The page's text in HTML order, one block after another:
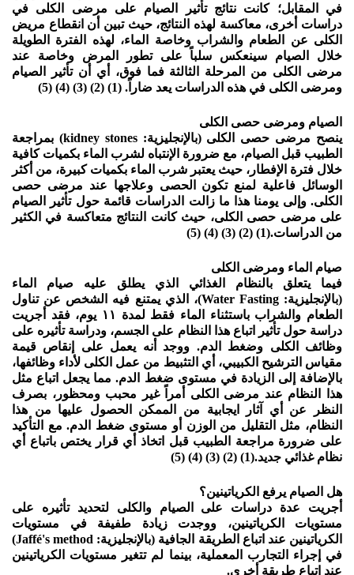
في المقابل؛ كانت نتائج تأثير الصيام على مرضى الكلى في
دراسات أخرى، معاكسة لهذه النتائج، حيث تبين أن انقطاع مريض
الكلى عن الطعام والشراب وخاصة الماء، لهذه الفترة الطويلة
خلال الصيام سينعكس سلباً على تطور المرض وخاصة عند
مرضى الكلى من المرحلة الثالثة فما فوق، أي أن تأثير الصيام
ومرضى الكلى في هذه الدراسات يعد ضاراً. (1) (2) (3) (4) (5)
الصيام ومرضى حصى الكلى
ينصح مرضى حصى الكلى (بالإنجليزية: kidney stones) بمراجعة
الطبيب قبل الصيام، مع ضرورة الإنتباه لشرب الماء بكميات كافية
خلال فترة الإفطار، حيث يعتبر شرب الماء بكميات كبيرة، من أكثر
الوسائل فاعلية لمنع تكون الحصى وعلاجها عند مرضى حصى
الكلى. وإلى يومنا هذا ما زالت الدراسات قائمة حول تأثير الصيام
على مرضى حصى الكلى، حيث كانت النتائج متعاكسة في الكثير
من الدراسات.(1) (2) (3) (4) (5)
صيام الماء ومرضى الكلى
فيما يتعلق بالنظام الغذائي الذي يطلق عليه صيام الماء
(بالإنجليزية: Water Fasting)، الذي يمتنع فيه الشخص عن تناول
الطعام والشراب باستثناء الماء فقط لمدة ١١ يوم، فقد أجريت
دراسة حول تأثير اتباع هذا النظام على الجسم، ودراسة تأثيره على
وظائف الكلى وضغط الدم. ووجد أنه يعمل على إنقاص قيمة
مقياس الترشيح الكبيبي، أي التثبيط من عمل الكلى لأداء وظائفها،
بالإضافة إلى الزيادة في مستوى ضغط الدم. مما يجعل اتباع مثل
هذا النظام عند مرضى الكلى أمراً غير محبب ومحظور، بصرف
النظر عن أي آثار ايجابية من الممكن الحصول عليها من هذا
النظام، مثل التقليل من الوزن أو مستوى ضغط الدم. مع التأكيد
على ضرورة مراجعة الطبيب قبل اتخاذ أي قرار يختص باتباع أي
نظام غذائي جديد.(1) (2) (3) (4) (5)
هل الصيام يرفع الكرياتينين؟
أجريت عدة دراسات على الصيام والكلى لتحديد تأثيره على
مستويات الكرياتينين، ووجدت زيادة طفيفة في مستويات
الكرياتينين عند اتباع الطريقة الجافية (بالإنجليزية: Jaffé's method)
في إجراء التجارب المعملية، بينما لم تتغير مستويات الكرياتينين
عند اتباع طريقة أخرى.